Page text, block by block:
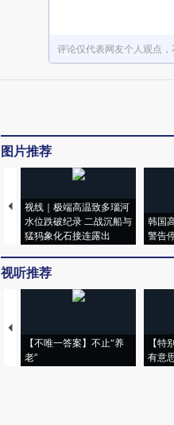
评论仅代表网友个人观点
图片推荐
视线｜极端高温致多瑙河
水位跌破纪录 二战沉船与
猛犸象化石接连露出
韩国
警告
视听推荐
【不唯一答案】不止“养
老”
【
有意